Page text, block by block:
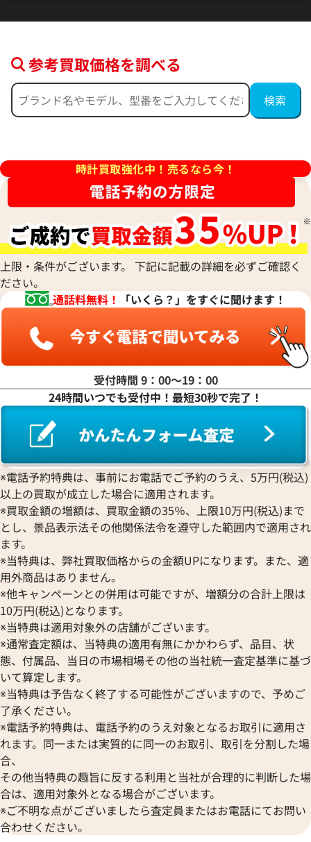
リップ カラトラバ 5296G-
日時点の参考買取価格です
パテック フィリップ カラト
010 シルバー
参考買取価格
3,449,000円
※2023年8月9日時点の参考買
リップ カラトラバ 5296R-
格
日時点の参考買取価格です
パテック フィリップ カラト
001 シルバー
参考買取価格
3,750,000円
※2026年6月27日時点の参考
リップ カラトラバ ウォッチ
ドエキシビジョン 東京2023
格
合わせください
アート グランドエキシビジョ
7127G-010
参考買取価格
価格はお問い合わせください
参考買取価格を調べる
時計買取強化中！売るなら今！
上限・条件がございます。 下記に記載の詳細を必ずご確認く
ださい。
通話料無料！
「いくら？」をすぐに聞けます！
受付時間 9：00〜19：00
24時間いつでも受付中！最短30秒で完了！
※電話予約特典は、事前にお電話でご予約のうえ、5万円(税込)
以上の買取が成立した場合に適用されます。
※買取金額の増額は、買取金額の35％、上限10万円(税込)まで
とし、景品表示法その他関係法令を遵守した範囲内で適用され
ます。
※当特典は、弊社買取価格からの金額UPになります。また、適
用外商品はありません。
※他キャンペーンとの併用は可能ですが、増額分の合計上限は
10万円(税込)となります。
※当特典は適用対象外の店舗がございます。
※通常査定額は、当特典の適用有無にかかわらず、品目、状
態、付属品、当日の市場相場その他の当社統一査定基準に基づ
いて算定します。
※当特典は予告なく終了する可能性がございますので、予めご
了承ください。
※電話予約特典は、電話予約のうえ対象となるお取引に適用さ
れます。同一または実質的に同一のお取引、取引を分割した場
合、
その他当特典の趣旨に反する利用と当社が合理的に判断した場
合は、適用対象外となる場合がございます。
※ご不明な点がございましたら査定員またはお電話にてお問い
合わせください。